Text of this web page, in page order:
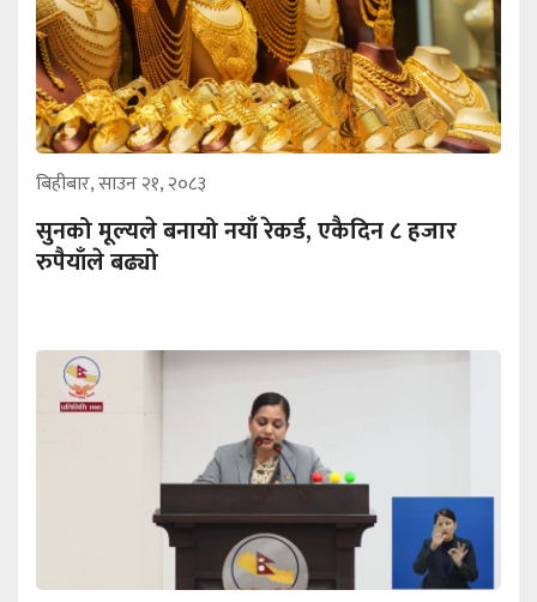
बिहीबार, साउन २१, २०८३
सुनको मूल्यले बनायो नयाँ रेकर्ड, एकैदिन ८ हजार
रुपैयाँले बढ्यो